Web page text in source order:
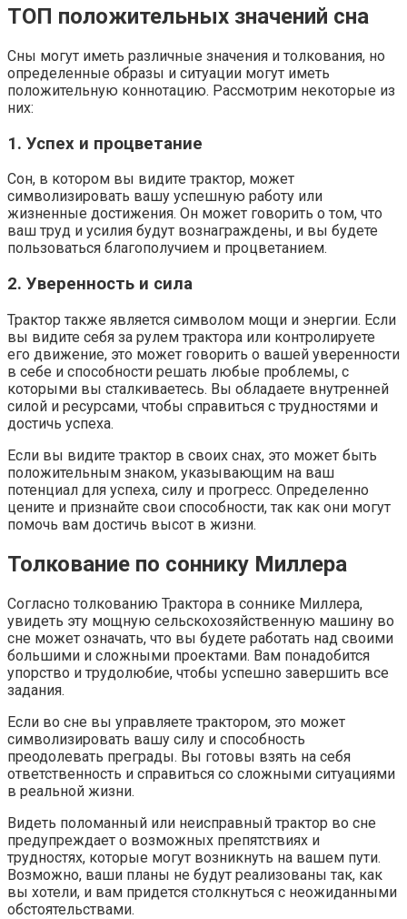
ТОП положительных значений сна
Сны могут иметь различные значения и толкования, но
определенные образы и ситуации могут иметь
положительную коннотацию. Рассмотрим некоторые из
них:
1. Успех и процветание
Сон, в котором вы видите трактор, может
символизировать вашу успешную работу или
жизненные достижения. Он может говорить о том, что
ваш труд и усилия будут вознаграждены, и вы будете
пользоваться благополучием и процветанием.
2. Уверенность и сила
Трактор также является символом мощи и энергии. Если
вы видите себя за рулем трактора или контролируете
его движение, это может говорить о вашей уверенности
в себе и способности решать любые проблемы, с
которыми вы сталкиваетесь. Вы обладаете внутренней
силой и ресурсами, чтобы справиться с трудностями и
достичь успеха.
Если вы видите трактор в своих снах, это может быть
положительным знаком, указывающим на ваш
потенциал для успеха, силу и прогресс. Определенно
цените и признайте свои способности, так как они могут
помочь вам достичь высот в жизни.
Толкование по соннику Миллера
Согласно толкованию Трактора в соннике Миллера,
увидеть эту мощную сельскохозяйственную машину во
сне может означать, что вы будете работать над своими
большими и сложными проектами. Вам понадобится
упорство и трудолюбие, чтобы успешно завершить все
задания.
Если во сне вы управляете трактором, это может
символизировать вашу силу и способность
преодолевать преграды. Вы готовы взять на себя
ответственность и справиться со сложными ситуациями
в реальной жизни.
Видеть поломанный или неисправный трактор во сне
предупреждает о возможных препятствиях и
трудностях, которые могут возникнуть на вашем пути.
Возможно, ваши планы не будут реализованы так, как
вы хотели, и вам придется столкнуться с неожиданными
обстоятельствами.